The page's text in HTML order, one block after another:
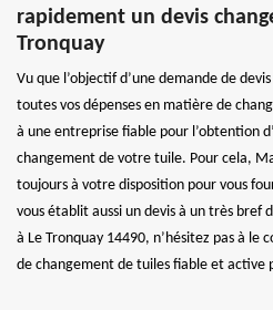
rapidement un devis
Tronquay
Vu que l’objectif d’une demande de
toutes vos dépenses en matière de
à une entreprise fiable pour l’obtention
changement de votre tuile. Pour cela,
toujours à votre disposition pour vous
vous établit aussi un devis à un très bref
à Le Tronquay 14490, n’hésitez pas à le
de changement de tuiles fiable et active